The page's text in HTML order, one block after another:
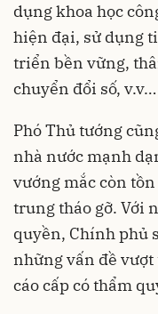
dụng khoa học
hiện đại, sử dụng
triển bền vững,
chuyển đổi số, v.v…
Phó Thủ tướng
nhà nước mạnh
vướng mắc còn
trung tháo gỡ. Với
quyền, Chính phủ
những vấn đề
cáo cấp có thẩm